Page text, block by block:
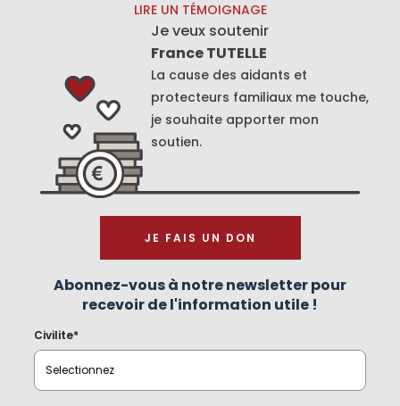
LIRE UN TÉMOIGNAGE
Je veux soutenir
France TUTELLE
La cause des aidants et
protecteurs familiaux me touche,
je souhaite apporter mon
soutien.
JE FAIS UN DON
Abonnez-vous à notre newsletter pour
recevoir de l'information utile !
Civilite*